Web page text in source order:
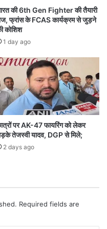
की 6th Gen Fighter की तैयारी
फ्रांस के FCAS कार्यक्रम से जुड़ने
कोशिश
1 day ago
पर AK-47 फायरिंग को लेकर
तेजस्वी यादव, DGP से मिले;
2 days ago
Required fields are